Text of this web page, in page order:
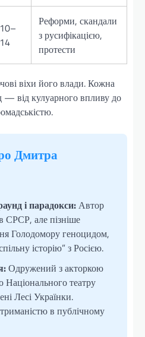
Реформи, скандали
з русифікацією,
протести
віхи його влади. Кожна
— від кулуарного впливу до
Дмитра
і парадокси:Автор
СРСР, але пізніше
Голодомору геноцидом,
історію” з Росією.
Одружений з акторкою
театру
Лесі Українки.
в публічному